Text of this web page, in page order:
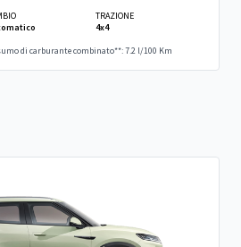
TRAZIONE
4x4
di carburante combinato**: 7.2 l/100 Km